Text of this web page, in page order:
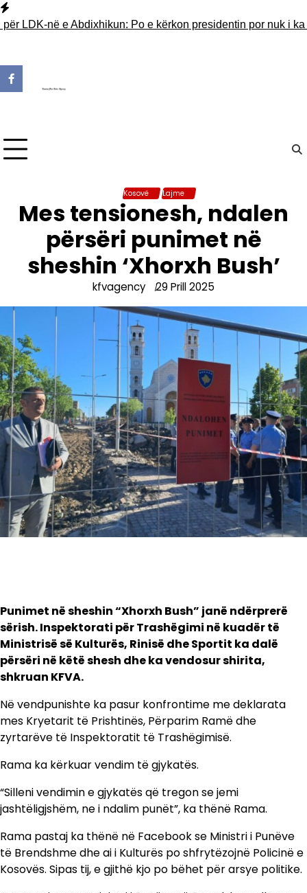
Skip
to
në e Abdixhikun: Po e kërkon presidentin por nuk i ka 30
Kosovë Lajme
Mes tensionesh, ndalen
përsëri punimet në
sheshin ‘Xhorxh Bush’
kfvagency 29 Prill 2025
Punimet në sheshin “Xhorxh Bush” janë ndërprerë
sërish. Inspektorati për Trashëgimi në kuadër të
Ministrisë së Kulturës, Rinisë dhe Sportit ka dalë
përsëri në këtë shesh dhe ka vendosur shirita,
shkruan KFVA.
Në vendpunishte ka pasur konfrontime me deklarata
mes Kryetarit të Prishtinës, Përparim Ramë dhe
zyrtarëve të Inspektoratit të Trashëgimisë.
Rama ka kërkuar vendim të gjykatës.
“Silleni vendimin e gjykatës që tregon se jemi
jashtëligjshëm, ne i ndalim punët”, ka thënë Rama.
Rama pastaj ka thënë në Facebook se Ministri i Punëve
të Brendshme dhe ai i Kulturës po shfrytëzojnë Policinë e
Kosovës. Sipas tij, e gjithë kjo po bëhet për arsye politike.